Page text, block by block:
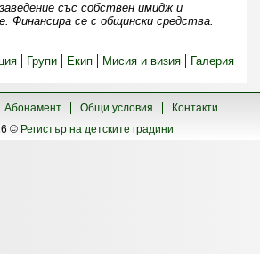
със собствен имидж и
Финансира се с общински средства.
Групи Екип Мисия и визия Галерия
Абонамент Общи условия
Контакти
© Регистър на детските градини